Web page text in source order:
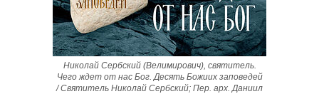
Николай Сербский (Велимирович), святитель.
Чего ждет от нас Бог. Десять Божиих заповедей
/ Святитель Николай Сербский; Пер. арх. Даниил